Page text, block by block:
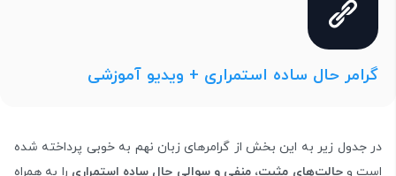
گرامر حال ساده استمراری + ویدیو آموزشی
در جدول زیر به این بخش از گرامرهای زبان نهم به خوبی پرداخته شده
است وحالت‌های مثبت، منفی و سوالی حال ساده استمراری را به همراه